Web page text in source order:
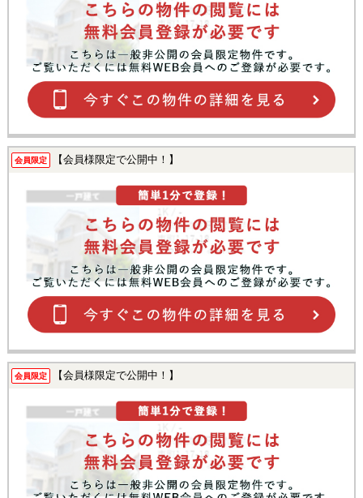
会員限定 【会員様限定で公開中！】
会員限定 【会員様限定で公開中！】